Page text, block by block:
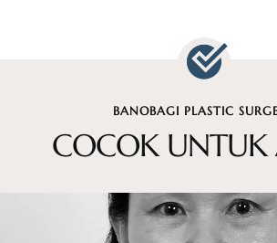
BANOBAGI PLASTIC
COCOK UNTUK